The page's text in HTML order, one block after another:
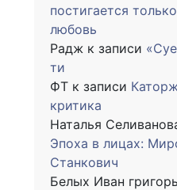
постигается
любовь
Радж к записи
ти
ФТ к записи
критика
Наталья
Эпоха в лицах:
Станкович
Белых Иван